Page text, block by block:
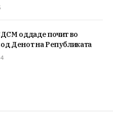
оддаде почит во
Денот на Републиката